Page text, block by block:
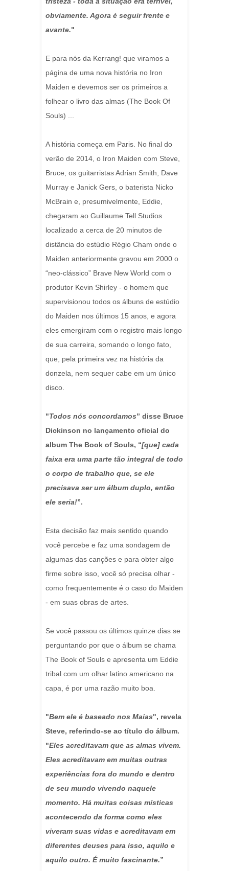
obviamente. Agora é seguir frente e
avante."
E para nós da Kerrang! que viramos a
página de uma nova história no Iron
Maiden e devemos ser os primeiros a
folhear o livro das almas (The Book Of
Souls) ...
A história começa em Paris. No final do
verão de 2014, o Iron Maiden com Steve,
Bruce, os guitarristas Adrian Smith, Dave
Murray e Janick Gers, o baterista Nicko
McBrain e, presumivelmente, Eddie,
chegaram ao Guillaume Tell Studios
localizado a cerca de 20 minutos de
distância do estúdio Régio Cham onde o
Maiden anteriormente gravou em 2000 o
“neo-clássico” Brave New World com o
produtor Kevin Shirley - o homem que
supervisionou todos os álbuns de estúdio
do Maiden nos últimos 15 anos, e agora
eles emergiram com o registro mais longo
de sua carreira, somando o longo fato,
que, pela primeira vez na história da
donzela, nem sequer cabe em um único
disco.
"Todos nós concordamos” disse Bruce
Dickinson no lançamento oficial do
album The Book of Souls, “[que] cada
faixa era uma parte tão integral de todo
o corpo de trabalho que, se ele
precisava ser um álbum duplo, então
ele seria!”.
Esta decisão faz mais sentido quando
você percebe e faz uma sondagem de
algumas das canções e para obter algo
firme sobre isso, você só precisa olhar -
como frequentemente é o caso do Maiden
- em suas obras de artes.
Se você passou os últimos quinze dias se
perguntando por que o álbum se chama
The Book of Souls e apresenta um Eddie
tribal com um olhar latino americano na
capa, é por uma razão muito boa.
"Bem ele é baseado nos Maias", revela
Steve, referindo-se ao título do álbum.
"Eles acreditavam que as almas vivem.
Eles acreditavam em muitas outras
experiências fora do mundo e dentro
de seu mundo vivendo naquele
momento. Há muitas coisas místicas
acontecendo da forma como eles
viveram suas vidas e acreditavam em
diferentes deuses para isso, aquilo e
aquilo outro. É muito fascinante.”